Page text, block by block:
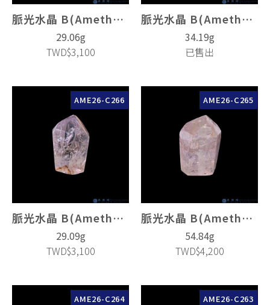
脈光水晶 B(Amethyst Crystal)
29.06g
TWD$3,100
脈光水晶 B(Amethyst Crystal)
34.19g
已售出
脈光水晶 B(Amethyst Crystal)
AME26-C266
29.09g
TWD$3,100
脈光水晶 B(Amethyst Crystal)
AME26-C265
54.84g
TWD$4,200
AME26-C264 AME26-C263